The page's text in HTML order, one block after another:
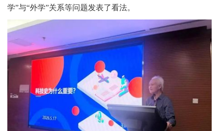
学”与“外学”关系等问题发表了看法。